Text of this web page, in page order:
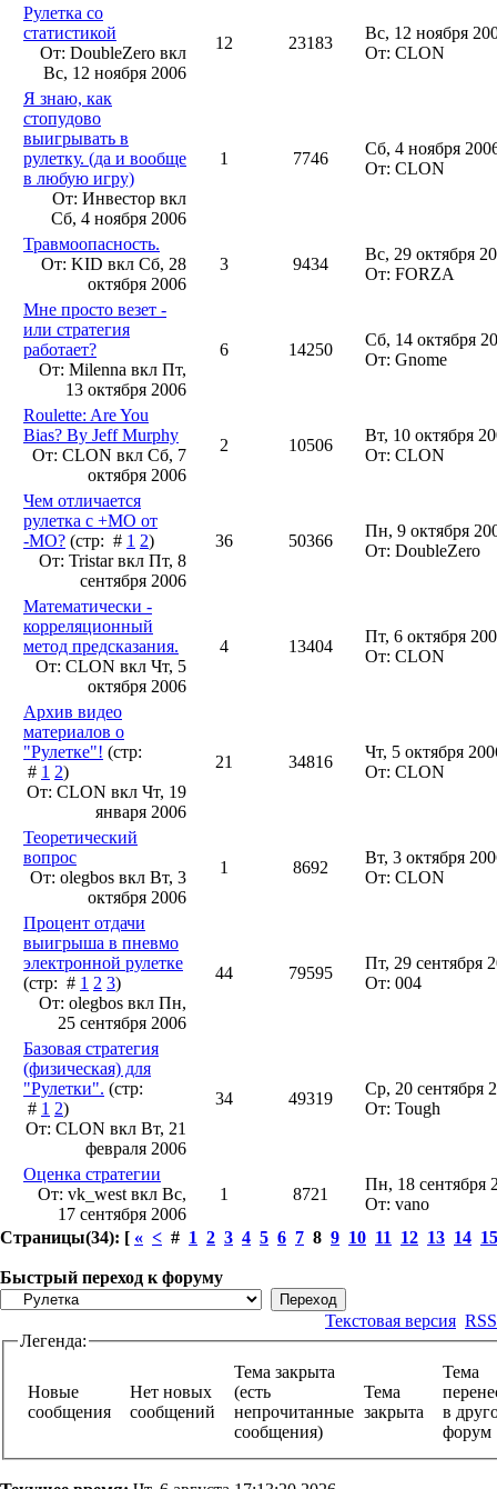
Рулетка со
статистикой
От: DoubleZero вкл
Вс, 12 ноября 2006
12 23183
Вс, 12 ноября
От: CLON
Я знаю, как
стопудово
выигрывать в
рулетку. (да и вообще
в любую игру)
От: Инвестор вкл
Сб, 4 ноября 2006
1 7746
Сб, 4 ноября
От: CLON
Травмоопасность.
От: KID вкл Сб, 28
октября 2006
3 9434
Вс, 29 октября
От: FORZA
Мне просто везет -
или стратегия
работает?
От: Milenna вкл Пт,
13 октября 2006
6 14250
Сб, 14 октября
От: Gnome
Roulette: Are You
Bias? By Jeff Murphy
От: CLON вкл Сб, 7
октября 2006
2 10506
Вт, 10 октября
От: CLON
Чем отличается
рулетка с +МО от
-МО? (стр: # 1 2)
От: Tristar вкл Пт, 8
сентября 2006
36 50366
Пн, 9 октября
От: DoubleZero
Математически -
корреляционный
метод предсказания.
От: CLON вкл Чт, 5
октября 2006
4 13404
Пт, 6 октября
От: CLON
Архив видео
материалов о
"Рулетке"! (стр:
# 1 2)
От: CLON вкл Чт, 19
января 2006
21 34816
Чт, 5 октября
От: CLON
Теоретический
вопрос
От: olegbos вкл Вт, 3
октября 2006
1 8692
Вт, 3 октября
От: CLON
Процент отдачи
выигрыша в пневмо
электронной рулетке
(стр: # 1 2 3)
От: olegbos вкл Пн,
25 сентября 2006
44 79595
Пт, 29 сентября
От: 004
Базовая стратегия
(физическая) для
"Рулетки". (стр:
# 1 2)
От: CLON вкл Вт, 21
февраля 2006
34 49319
Ср, 20 сентября
От: Tough
Оценка стратегии
От: vk_west вкл Вс,
17 сентября 2006
1 8721
Пн, 18 сентября
От: vano
Страницы(34): [ « < # 1 2 3 4 5 6 7 8 9 10 11 12 13 14 15
Быстрый переход к форуму
Текстовая версия RSS
Легенда:
Новые
сообщения
Нет новых
сообщений
Тема закрыта
(есть
непрочитанные
сообщения)
Тема
закрыта
Тема
в